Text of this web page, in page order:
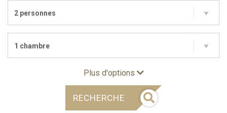
2 personnes
1 chambre
Plus d'options
RECHERCHE